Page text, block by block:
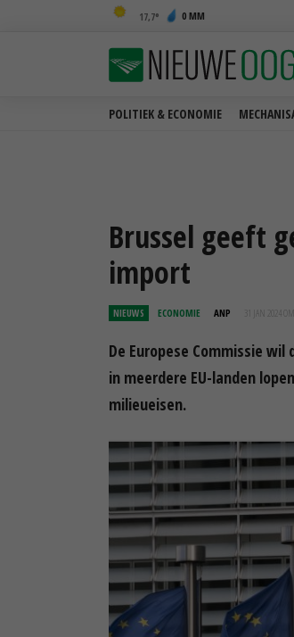
17,7 0 MM
POLITIEK & ECONOMIE
Brussel geeft
import
NIEUWS ECONOMIE ANP 31 JAN 2024
De Europese Commissie
in meerdere EU-landen
milieueisen.